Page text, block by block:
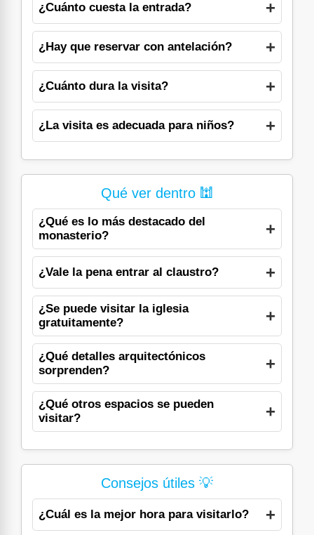
¿Cuánto cuesta la entrada?
¿Hay que reservar con antelación?
¿Cuánto dura la visita?
¿La visita es adecuada para niños?
Qué ver dentro 🕍
¿Qué es lo más destacado del
monasterio?
¿Vale la pena entrar al claustro?
¿Se puede visitar la iglesia
gratuitamente?
¿Qué detalles arquitectónicos
sorprenden?
¿Qué otros espacios se pueden
visitar?
Consejos útiles 💡
¿Cuál es la mejor hora para visitarlo?